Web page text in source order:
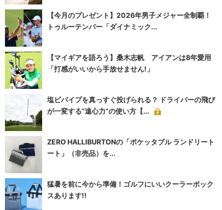
【今月のプレゼント】2026年男子メジャー全制覇！
トゥルーテンパー「ダイナミック...
【マイギアを語ろう】桑木志帆 アイアンは8年愛用
「打感がいいから手放せません!」
塩ビパイプを真っすぐ投げられる？ ドライバーの飛び
が一変する“遠心力”の使い方【...
ZERO HALLIBURTONの「ポケッタブル ランドリート
ート」（非売品）を...
猛暑を前に今から準備！ゴルフにいいクーラーボック
スあります!!